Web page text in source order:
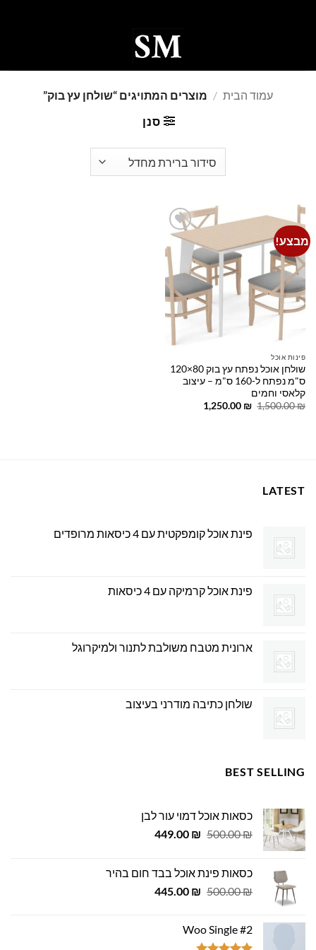
עמוד הבית / מוצרים המתויגים “שולחן עץ בוק”
סנן
מבצע!
Add to
wishlist
פינות אוכל
שולחן אוכל נפתח עץ בוק 80×120
ס"מ נפתח ל-160 ס"מ – עיצוב
קלאסי וחמים
1,500.00₪
המחיר
1,250.00 ₪
המחיר
LATEST
פינת אוכל קומפקטית עם 4 כיסאות מרופדים
פינת אוכל קרמיקה עם 4 כיסאות
ארונית מטבח משולבת לתנור ולמיקרוגל
שולחן כתיבה מודרני בעיצוב
BEST SELLING
כסאות אוכל דמוי עור לבן
500.00₪
המחיר
500.00 ₪.
449.00 ₪
המחיר
449.00 ₪.
כסאות פינת אוכל בבד חום בהיר
500.00₪
המחיר
500.00 ₪.
445.00 ₪
המחיר
Woo Single #2